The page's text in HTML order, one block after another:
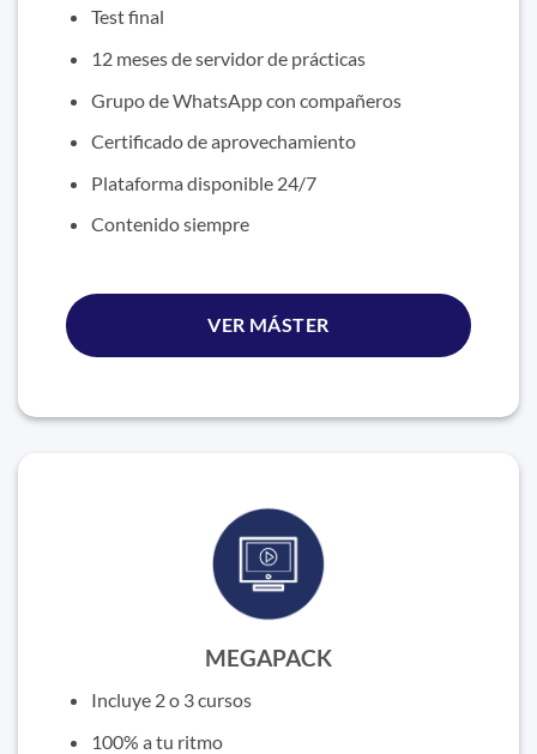
Test final
12 meses de servidor de prácticas
Grupo de WhatsApp con compañeros
Certificado de aprovechamiento
Plataforma disponible 24/7
Contenido siempre
VER MÁSTER
MEGAPACK
Incluye 2 o 3 cursos
100% a tu ritmo